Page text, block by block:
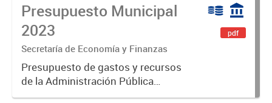
Presupuesto Municipal
2023
Secretaría de Economía y Finanzas
Presupuesto de gastos y recursos
de la Administración Pública
Municipal para el ejercicio 2023.
pdf